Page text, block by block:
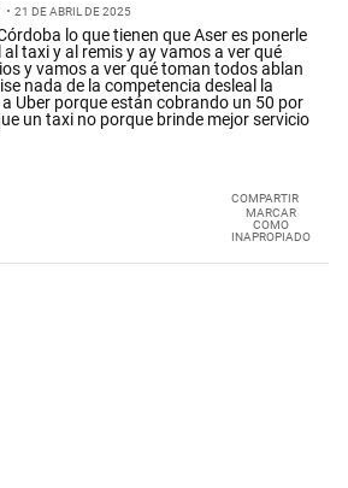
21 DE ABRIL DE 2025
lo que tienen que Aser es ponerle
taxi y al remis y ay vamos a ver qué
y vamos a ver qué toman todos ablan
nada de la competencia desleal la
Uber porque están cobrando un 50 por
un taxi no porque brinde mejor servicio
COMPARTIR
MARCAR
COMO
INAPROPIADO